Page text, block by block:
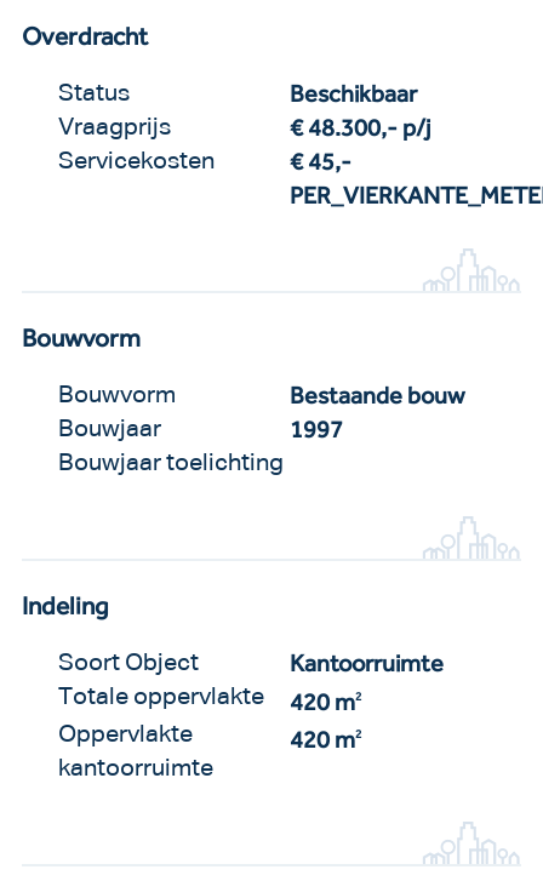
Overdracht
Status Beschikbaar
Vraagprijs € 48.300,- p/j
Servicekosten
€ 45,-
Bouwvorm
Bouwvorm Bestaande bouw
Bouwjaar 1997
Bouwjaar toelichting
Indeling
Soort Object Kantoorruimte
Totale oppervlakte 420 m2
Oppervlakte
kantoorruimte
420 m2